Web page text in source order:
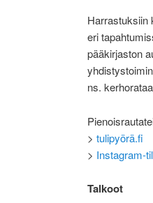
Harrastuksiin
eri
pääkirjaston
ns.
> tulipyörä.fi
> Instagram-
Talkoot